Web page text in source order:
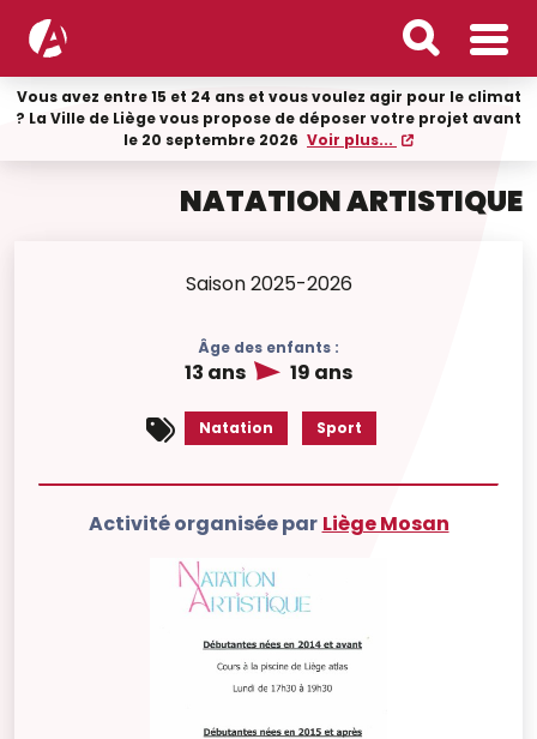
Vous avez entre 15 et 24 ans et vous voulez agir pour le climat
? La Ville de Liège vous propose de déposer votre projet avant
le 20 septembre 2026 Voir plus...
NATATION ARTISTIQUE
Saison 2025-2026
Âge des enfants :
13 ans 19 ans
Natation Sport
Activité organisée par Liège Mosan